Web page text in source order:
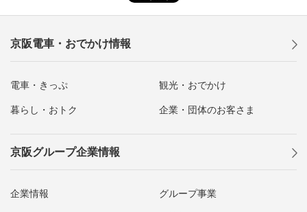
京阪電車・おでかけ情報
電車・きっぷ 観光・おでかけ
暮らし・おトク 企業・団体のお客さま
京阪グループ企業情報
企業情報 グループ事業